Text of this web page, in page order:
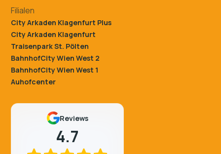
Filialen
City Arkaden Klagenfurt Plus
City Arkaden Klagenfurt
Traisenpark St. Pölten
BahnhofCity Wien West 2
BahnhofCity Wien West 1
Auhofcenter
Reviews
4.7